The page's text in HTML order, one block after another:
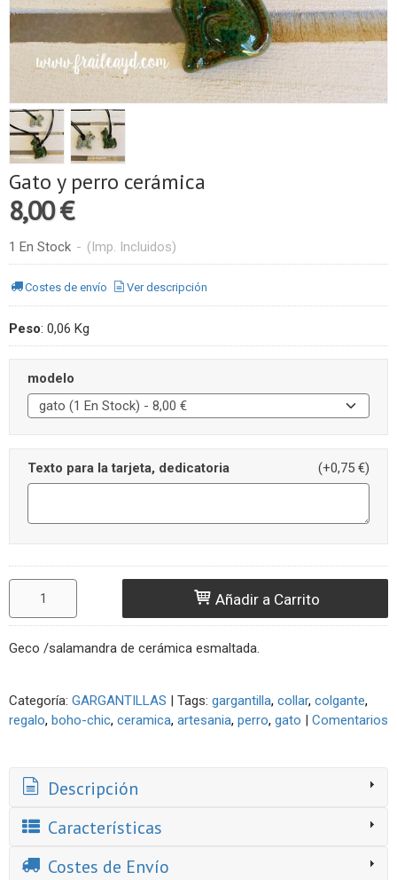
Gato y perro cerámica
8,00 €
1 En Stock - (Imp. Incluidos)
Costes de envío Ver descripción
Peso: 0,06 Kg
modelo
Texto para la tarjeta, dedicatoria (+0,75 €)
Añadir a Carrito
Geco /salamandra de cerámica esmaltada.
Categoría: GARGANTILLAS | Tags: gargantilla collar colgante
regalo boho-chic ceramica artesania perro gato | Comentarios
Descripción
Características
Costes de Envío